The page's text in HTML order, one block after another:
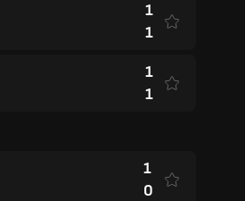
1
1
1
1
1
0